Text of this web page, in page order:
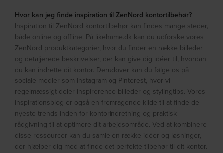
Hvor kan jeg finde inspiration til ZenNord kontortilbehør?
Inspiration til ZenNord kontortilbehør kan findes mange steder,
både online og offline. På likehome.dk kan du udforske vores
ZenNord produktkategorier, hvor du finder en række billeder
og detaljerede beskrivelser, der kan give dig idéer til, hvordan
du kan indrette dit kontor. Derudover kan du følge os på
sociale medier som Instagram og Pinterest, hvor vi
regelmæssigt deler inspirerende billeder og stylingtips. Vores
inspirationsblog er også en fremragende kilde til at finde de
nyeste trends inden for kontorindretning og praktisk
rådgivning til at optimere dit arbejdsområde. Ved at kombinere
disse ressourcer kan du samle en række idéer og løsninger,
der hjælper dig med at finde det perfekte tilbehør til dit kontor.